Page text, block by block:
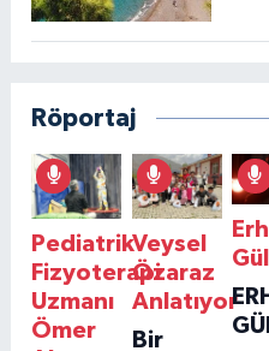
Röportaj
Pediatrik
Fizyoterapi
Uzmanı
Ömer
Veysel
Özaraz
Anlatıyor
Bir